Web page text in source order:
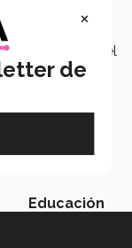
Learning
hasta el
de atención
Educación
×
de